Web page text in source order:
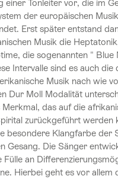
einer Tonleiter vor, die im
der europäischen
Erst später entstand
Musik die
die sogenannten " Blue
Intervalle sind es auch die
Musik nach wie
Dur Moll Modalität
das auf die
zurückgeführt werden
besondere Klangfarbe der
Gesang. Die Sänger
Fülle an
Hierbei geht es vor allem